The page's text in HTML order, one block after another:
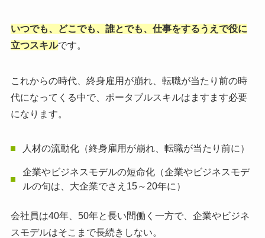
いつでも、どこでも、誰とでも、仕事をするうえで役に
立つスキルです。
これからの時代、終身雇用が崩れ、転職が当たり前の時
代になってくる中で、ポータブルスキルはますます必要
になります。
人材の流動化（終身雇用が崩れ、転職が当たり前に）
企業やビジネスモデルの短命化（企業やビジネスモデ
ルの旬は、大企業でさえ15～20年に）
会社員は40年、50年と長い間働く一方で、企業やビジネ
スモデルはそこまで長続きしない。